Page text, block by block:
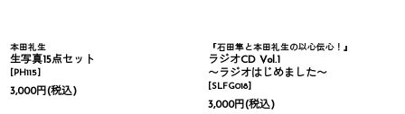
本田礼生
生写真15点セット
[PH115]
3,000円(税込)
『石田隼と本田礼生の以心伝心！』
ラジオCD Vol.1
〜ラジオはじめました〜
[SLFG018]
3,000円(税込)